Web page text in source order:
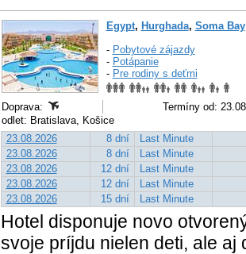
Egypt, Hurghada, Soma Bay
- Pobytové zájazdy
- Potápanie
- Pre rodiny s deťmi
Doprava:
Termíny od:
odlet: Bratislava, Košice
23.08.2026
8 dní
Last Minute
23.08.2026
8 dní
Last Minute
23.08.2026
12 dní
Last Minute
23.08.2026
12 dní
Last Minute
23.08.2026
15 dní Last Minute
Hotel disponuje novo
svoje príjdu nielen deti, ale aj